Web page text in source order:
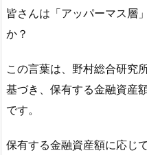
皆さんは「アッパーマス層
か？
この言葉は、野村総合研究
基づき、保有する金融資産
です。
保有する金融資産額に応じ